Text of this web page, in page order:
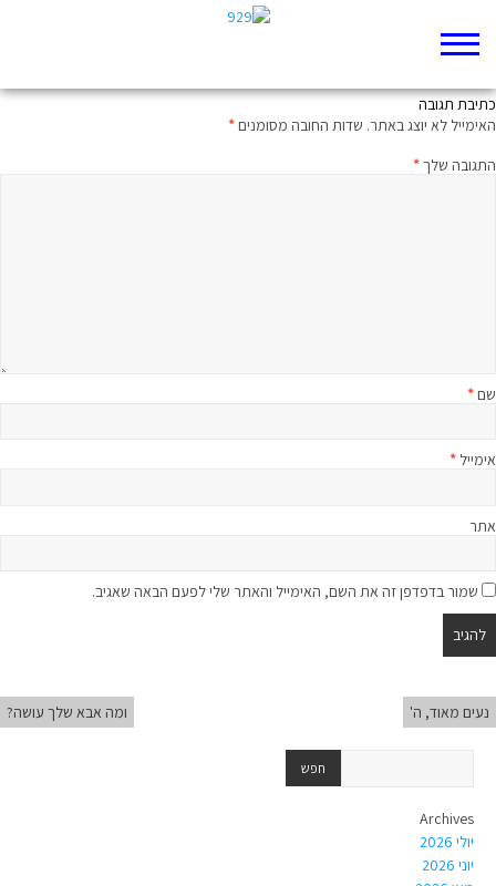
כתיבת תגובה
האימייל לא יוצג באתר. שדות החובה מסומנים*
התגובה שלך*
שם*
אימייל *
אתר
שמור בדפדפן זה את השם, האימייל והאתר שלי לפעם הבאה שאגיב.
נעים מאוד, ה' ומה אבא שלך עושה?
Archives
יולי 2026
יוני 2026